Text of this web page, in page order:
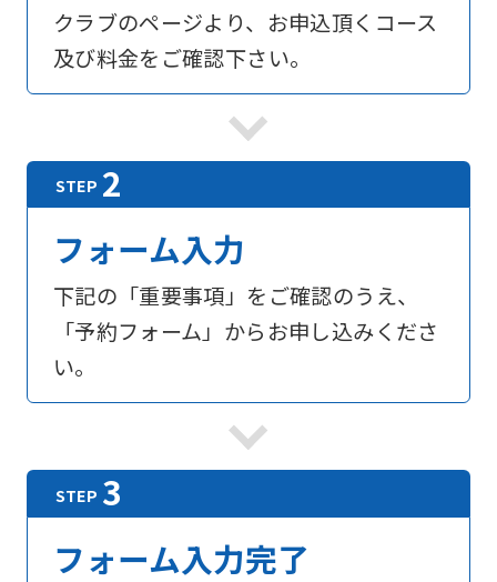
クラブのページより、お申込頂くコース
及び料金をご確認下さい。
フォーム入力
下記の「重要事項」をご確認のうえ、
「予約フォーム」からお申し込みくださ
い。
フォーム入力完了